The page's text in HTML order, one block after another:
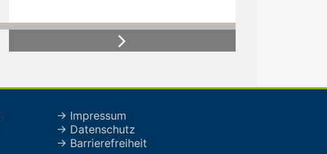
Next
→ Impressum
→ Datenschutz
→ Barrierefreiheit